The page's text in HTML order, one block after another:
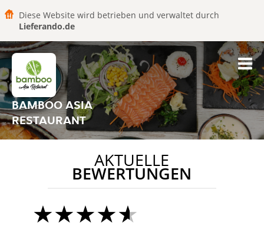
Diese Website wird betrieben und verwaltet durch
Lieferando.de
BAMBOO ASIA
RESTAURANT
AKTUELLE
BEWERTUNGEN